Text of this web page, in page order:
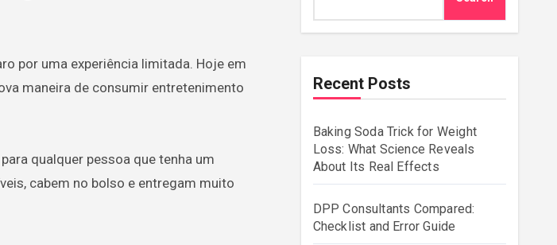
maneira de consumir entretenimento
qualquer pessoa que tenha um
cabem no bolso e entregam muito
Recent Posts
Baking Soda Trick for Weight
Loss: What Science Reveals
About Its Real Effects
DPP Consultants Compared:
Checklist and Error Guide